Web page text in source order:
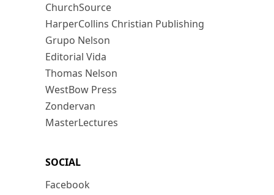
ChurchSource
HarperCollins Christian Publishing
Grupo Nelson
Editorial Vida
Thomas Nelson
WestBow Press
Zondervan
MasterLectures
SOCIAL
Facebook